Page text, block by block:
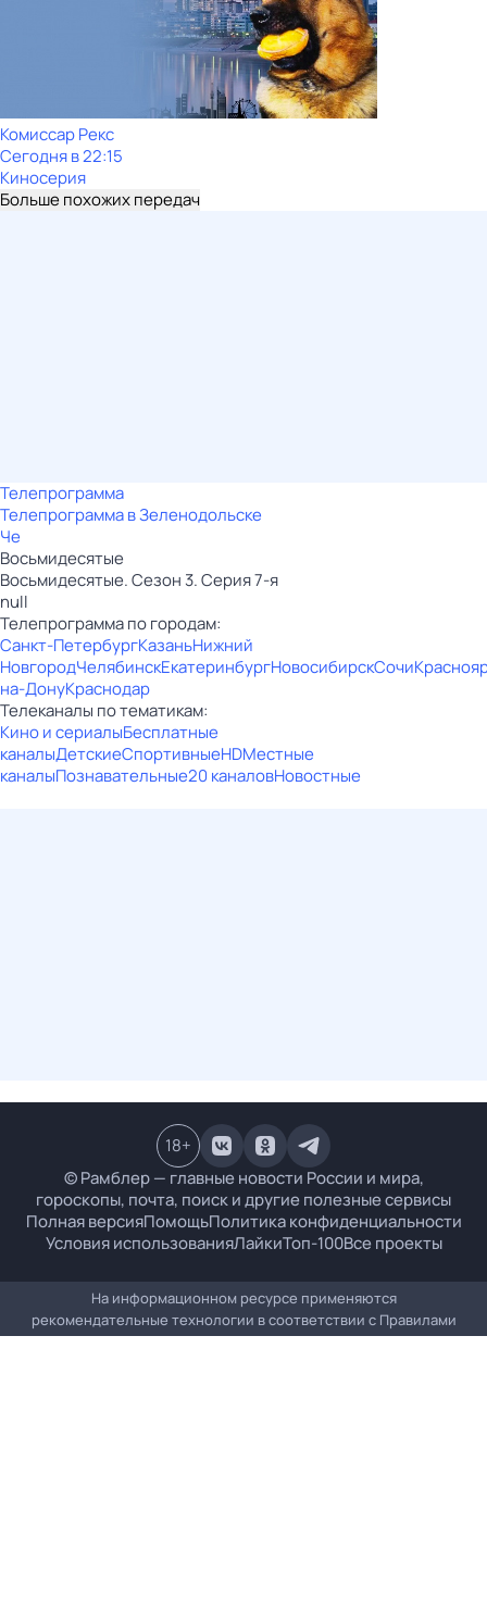
Комиссар Рекс
Сегодня в 22:15
Киносерия
Больше похожих передач
Телепрограмма
Телепрограмма в Зеленодольске
Че
Восьмидесятые
Восьмидесятые. Сезон 3. Серия 7-я
null
Телепрограмма по городам:
Санкт-ПетербургКазаньНижний
НовгородЧелябинскЕкатеринбургНовосибирскСочи
на-ДонуКраснодар
Телеканалы по тематикам:
Кино и сериалыБесплатные
каналыДетскиеСпортивныеHDМестные
каналыПознавательные20 каналовНовостные
© Рамблер — главные новости России и мира,
гороскопы, почта, поиск и другие полезные сервисы
Полная версияПомощьПолитика конфиденциальности
Условия использованияЛайкиТоп-100Все проекты
18+
На информационном ресурсе применяются
рекомендательные технологии в соответствии с Правилами